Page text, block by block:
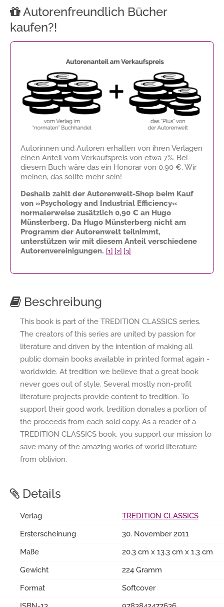
Autorenfreundlich Bücher
kaufen?!
Autorinnen und Autoren erhalten von ihren Verlagen
einen Anteil vom Verkaufspreis von etwa 7%. Bei
diesem Buch wäre das ein Honorar von 0,90 €. Wir
meinen, das sollte mehr sein!
Deshalb zahlt der Autorenwelt-Shop beim Kauf
von »Psychology and Industrial Efficiency«
normalerweise zusätzlich 0,90 € an Hugo
Münsterberg. Da Hugo Münsterberg nicht am
Programm der Autorenwelt teilnimmt,
unterstützen wir mit diesem Anteil verschiedene
Autorenvereinigungen. [1] [2] [3]
Beschreibung
This book is part of the TREDITION CLASSICS series.
The creators of this series are united by passion for
literature and driven by the intention of making all
public domain books available in printed format again -
worldwide. At tredition we believe that a great book
never goes out of style. Several mostly non-profit
literature projects provide content to tredition. To
support their good work, tredition donates a portion of
the proceeds from each sold copy. As a reader of a
TREDITION CLASSICS book, you support our mission to
save many of the amazing works of world literature
from oblivion.
Details
Verlag
TREDITION CLASSICS
Ersterscheinung
30. November 2011
Maße
20.3 cm x 13.3 cm x 1.3 cm
Gewicht
224 Gramm
Format
Softcover